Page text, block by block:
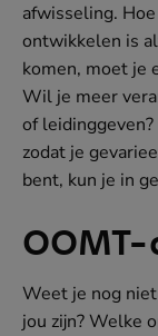
afwisseling.
ontwikkelen is
komen, moet je
Wil je meer
of
zodat je
bent, kun je in
OOMT-
Weet je nog
jou zijn? Welke